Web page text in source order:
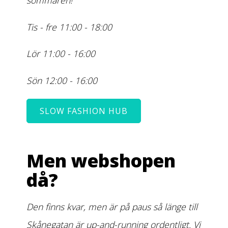
Tis - fre 11:00 - 18:00
Lör 11:00 - 16:00
Sön 12:00 - 16:00
SLOW FASHION HUB
Men webshopen
då?
Den finns kvar, men är på paus så länge till
Skånegatan är up-and-running ordentligt. Vi